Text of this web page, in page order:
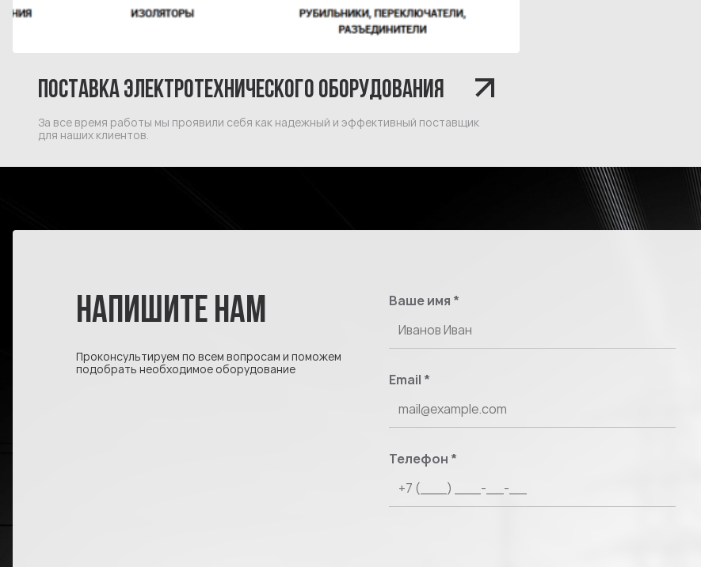
ПОСТАВКА ЭЛЕКТРОТЕХНИЧЕСКОГО ОБОРУДОВАНИЯ
За все время работы мы проявили себя как надежный и эффективный поставщик
для наших клиентов.
НАПИШИТЕ НАМ
Проконсультируем по всем вопросам и поможем
подобрать необходимое оборудование
Ваше имя *
Email *
Телефон *